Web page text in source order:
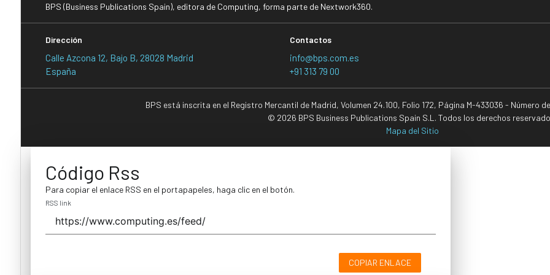
BPS (Business Publications Spain), editora de Computing, forma parte de Nextwork360.
Dirección
Calle Azcona 12, Bajo B, 28028 Madrid
España
Contactos
info@bps.com.es
+91 313 79 00
BPS está inscrita en el Registro Mercantil de Madrid, Volumen 24.100, Folio 172, Página M-433036 - Número
© 2026 BPS Business Publications Spain S.L. Todos los derechos
Mapa del Sitio
Código Rss
Para copiar el enlace RSS en el portapapeles, haga clic en el botón.
RSS link
COPIAR ENLACE